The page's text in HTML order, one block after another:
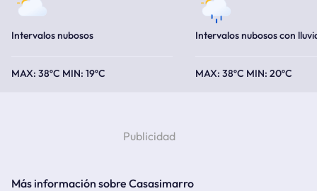
Intervalos nubosos
38ºC 19ºC
Intervalos nubosos con
38ºC 20ºC
Más información sobre Casasimarro